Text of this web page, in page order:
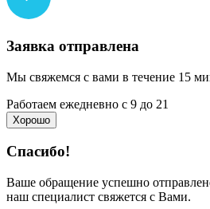
Заявка отправлена
Мы свяжемся с вами в течение 15
Работаем ежедневно с 9 до 21
Хорошо
Спасибо!
Ваше обращение успешно
наш специалист свяжется с Вами.